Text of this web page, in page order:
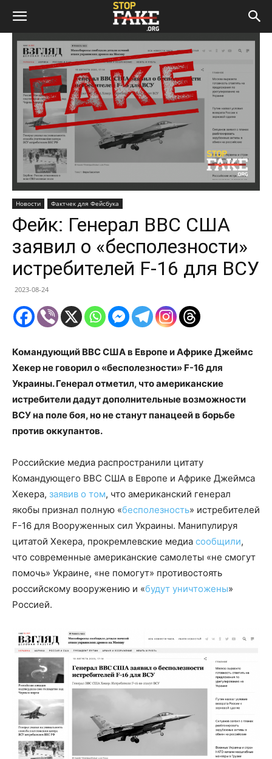
Новости Фактчек для Фейсбука
Фейк: Генерал ВВС США
заявил о «бесполезности»
истребителей F-16 для ВСУ
2023-08-24
Командующий ВВС США в Европе и Африке Джеймс
Хекер не говорил о «бесполезности» F-16 для
Украины. Генерал отметил, что американские
истребители дадутдополнительные возможности
ВСУ на поле боя, но не станут панацеей в борьбе
против оккупантов.
Российские медиа распространили цитату
Командующего ВВС США в Европе и Африке Джеймса
Хекера, заявив о том, что американский генерал
якобы признал полную «бесполезность» истребителей
F-16 для Вооруженных сил Украины. Манипулируя
цитатой Хекера, прокремлевские медиа сообщили,
что современные американские самолеты «не смогут
помочь» Украине, «не помогут» противостоять
российскому вооружению и «будут уничтожены»
Россией.